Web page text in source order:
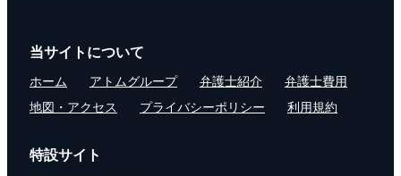
当サイトについて
ホーム アトムグループ 弁護士紹介
弁護士費用
地図・アクセス
プライバシーポリシー 利用規約
特設サイト